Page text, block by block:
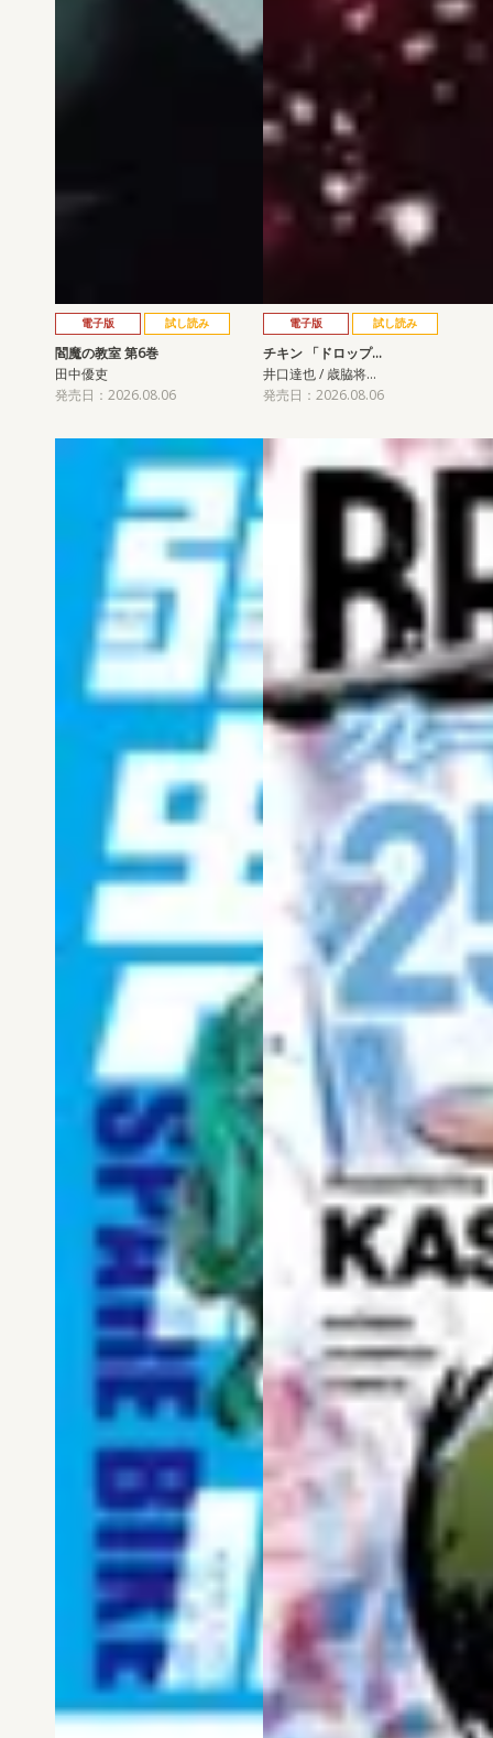
電子版 試し読み
閻魔の教室 第6巻
田中優吏
発売日：2026.08.06
電子版 試し読み
チキン 「ドロップ…
井口達也 / 歳脇将…
発売日：2026.08.06